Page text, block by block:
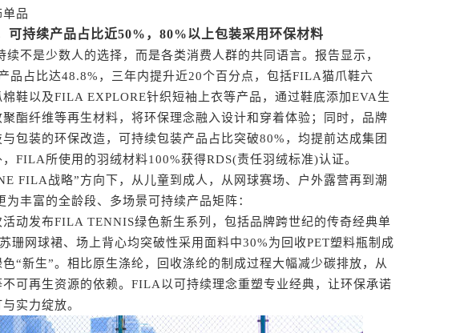
品
可持续产品占比近50%，80%以上包装采用环保材料
是少数人的选择，而是各类消费人群的共同语言。报告显示，
品占比达48.8%，三年内提升近20个百分点，包括FILA猫爪鞋六
鞋以及FILA EXPLORE针织短袖上衣等产品，通过鞋底添加EVA生
酯纤维等再生材料，将环保理念融入设计和穿着体验；同时，品牌
包装的环保改造，可持续包装产品占比突破80%，均提前达成集团
FILA所使用的羽绒材料100%获得RDS(责任羽绒标准)认证。
战略”方向下，从儿童到成人，从网球赛场、户外露营再到潮
丰富的全龄段、多场景可持续产品矩阵：
发布FILA TENNIS绿色新生系列，包括品牌跨世纪的传奇经典单
珊网球裙、场上背心均突破性采用面料中30%为回收PET塑料瓶制成
“新生”。相比原生涤纶，回收涤纶的制成过程大幅减少碳排放，从
可再生资源的依赖。FILA以可持续理念重塑专业经典，让环保承诺
实力绽放。